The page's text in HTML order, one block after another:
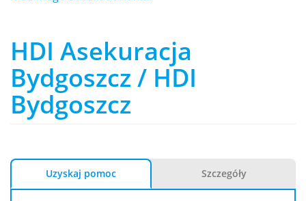
HDI Asekuracja
Bydgoszcz / HDI
Bydgoszcz
Uzyskaj pomoc Szczegóły